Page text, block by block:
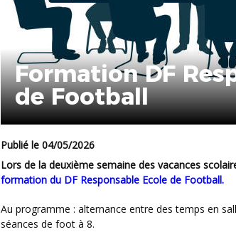
Formation DF
de Football
Publié le 04/05/2026
Lors de la deuxième semaine des vacances
formation du DF Responsable Ecole de Football.
Au programme : alternance entre des temps en salle et sur le terrain avec animation de
séances de foot à 8.